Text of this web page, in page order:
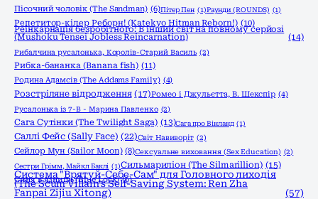
Пісочний чоловік (The Sandman) (6)Пітер Пен (1)Раунди (ROUNDS) (1)
Репетитор-кілер Реборн! (Katekyo Hitman Reborn!) (10)
Реінкарнація безробітного: В інший світ на повному серйозі
(Mushoku Tensei Jobless Reincarnation) (14)
Рибалчина русалонька, Королів-Старий Василь (2)
Рибка-бананка (Banana fish) (11)
Родина Адамсів (The Addams Family) (4)
Розстріляне відродження (17)Ромео і Джульєтта, В. Шекспір (4)
Русалонька із 7-В - Марина Павленко (2)
Сага Сутінки (The Twilight Saga) (13)Сага про Вінланд (1)
Саллі Фейс (Sally Face) (22)Світ Навиворіт (2)
Сейлор Мун (Sailor Moon) (8)Сексуальне виховання (Sex Education) (2)
Сестри Грімм, Майкл Баклі (1)Сильмариліон (The Silmarillion) (15)
Синя в'язниця (Blue Lock) (6)
Система "Врятуй-Себе-Сам" для Головного лиходія
(The Scum Villain's Self-Saving System: Ren Zha
Fanpai Zijiu Xitong)
(57)